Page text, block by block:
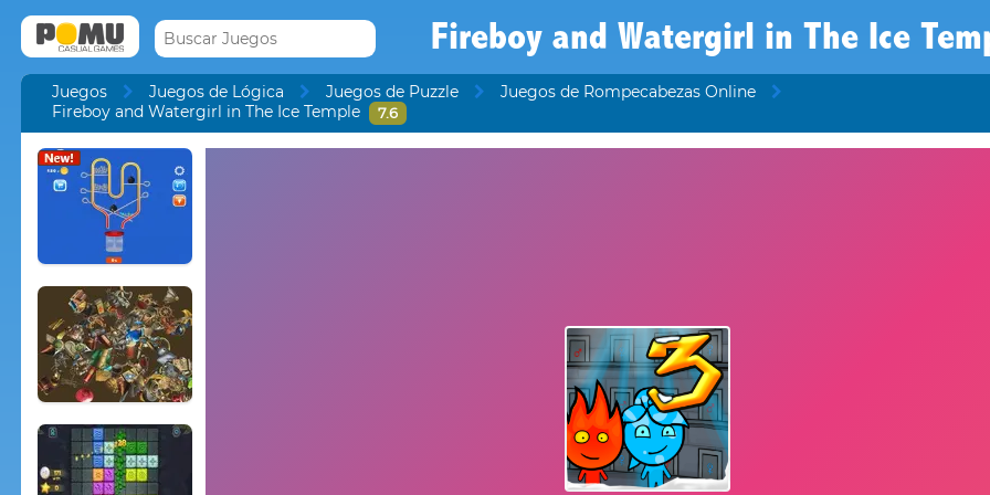
Fireboy and Watergirl in The Ice
Juegos Juegos de Lógica Juegos de Puzzle
Juegos de Rompecabezas Online
Fireboy and Watergirl in The Ice Temple
7.6